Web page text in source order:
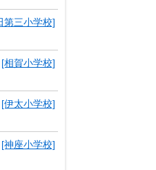
第三小学校]
[相賀小学校]
[伊太小学校]
[神座小学校]